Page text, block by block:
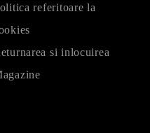
referitoare la
si inlocuirea